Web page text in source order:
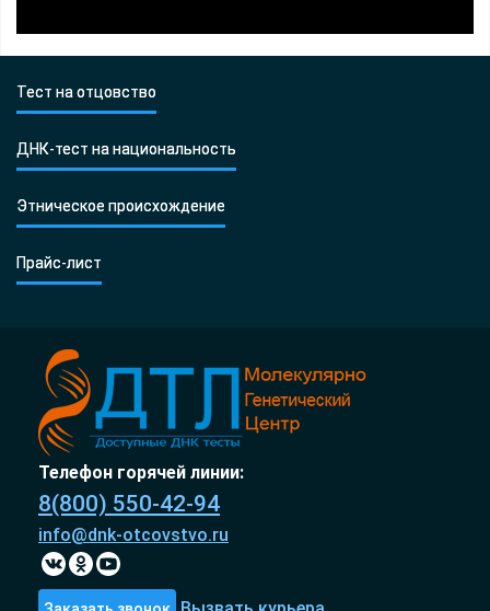
Тест на отцовство
ДНК-тест на национальность
Этническое происхождение
Прайс-лист
Телефон горячей линии:
8(800) 550-42-94
info@dnk-otcovstvo.ru